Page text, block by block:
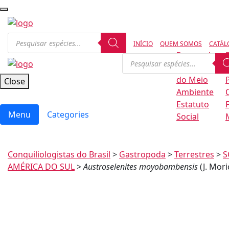
INÍCIO QUEM SOMOS
Regras de
Conservação
do Meio
Ambiente
Estatuto
Social
Close
Menu Categories
Conquiliologistas do Brasil > Gastropoda >Terrestres >
AMÉRICA DO SUL>Austroselenites moyobambensis(J.